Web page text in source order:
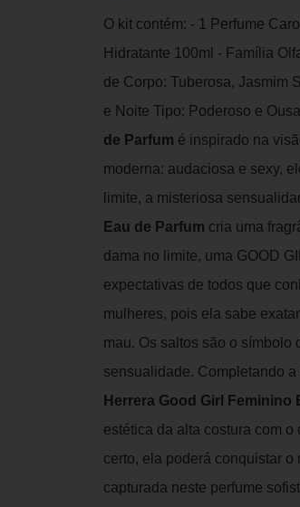
O kit contém: - 1 Perfume
Hidratante 100ml - Família
de Corpo: Tuberosa, Jasmim
e Noite Tipo: Poderoso e
de Parfum é inspirado na
moderna: audaciosa e sexy,
limite, a misteriosa
Eau de Parfum cria uma
dama no limite, uma GOOD
expectativas de todos que
mulheres, pois ela sabe
mau. Os saltos são o símbolo
sensualidade. Completando a
Herrera Good Girl Feminino
estética da alta costura com
certo, ela poderá conquistar
capturada neste perfume